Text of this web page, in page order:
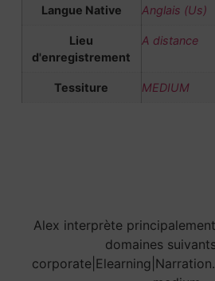
Langue Native Anglais (Us)
Lieu
d'enregistrement
A distance
Tessiture MEDIUM
Alex interprète
domaines